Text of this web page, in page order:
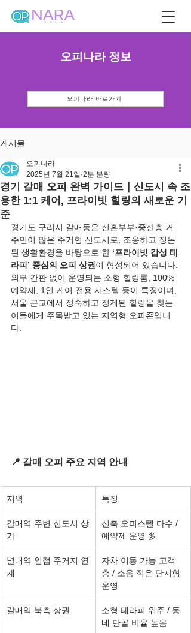
오피나라 정보
오피나라 바로가기
게시물
경기 갈매 오피 완벽 가이드｜신도시 속 조
용한 1:1 케어, 프라이빗 힐링의 새로운 기
준
오피나라
2025년 7월 21일 2분 분량
경기도 구리시 갈매동은 신혼부부·중산층 거
주민이 많은 주거형 신도시로, 조용하고 정돈
된 생활환경을 바탕으로 한 ‘프라이빗 감성 테
라피’ 중심의 오피 상권 이 형성되어 있습니다.
외부 간판 없이 운영되는 소형 힐링룸, 100%
예약제, 1인 케어 전용 시스템 등이 특징이며,
서울 근교에서 정숙하고 정제된 힐링을 찾는
이들에게 주목받고 있는 지역형 오피존입니
다.
📍 갈매 오피 주요 지역 안내
지역 특징
갈매역 주변 신도시 상
가
신축 오피스텔 다수 /
예약제 운영 多
별내역 인접 주거지 연
계
자차 이동 가능 고객
층 / 소음 적은 단지형
운영
갈매역 북측 상권
소형 테라피 위주 / 동
네 단골 비율 높음